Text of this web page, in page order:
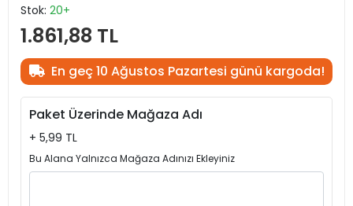
Stok: 20+
1.861,88 TL
En geç 10 Ağustos Pazartesi günü kargoda!
Paket Üzerinde Mağaza Adı
+ 5,99 TL
Bu Alana Yalnızca Mağaza Adınızı Ekleyiniz